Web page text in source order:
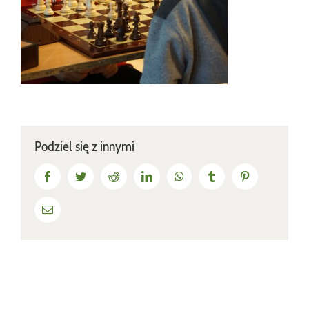
Podziel się z innymi
FacebookTwitterReddit LinkedIn WhatsAppTumblr
Email